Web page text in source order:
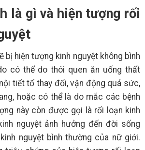
là gì và hiện tượng rối
bị hiện tượng kinh nguyệt không bình
có thể do thói quen ăn uống thất
tiết tố thay đổi, vận động quá sức,
hoặc có thể là do mắc các bệnh
này còn được gọi là rối loạn kinh
nguyệt ảnh hưởng đến đời sống
nguyệt bình thường của nữ giới.